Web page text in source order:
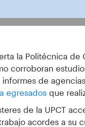
la Politécnica de
corroboran
informes de
egresados que
de la UPCT
acordes a su